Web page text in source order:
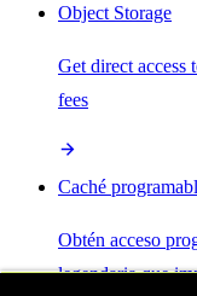
Object Storage
Get direct access
fees
Caché
Obtén acceso
legendaria que